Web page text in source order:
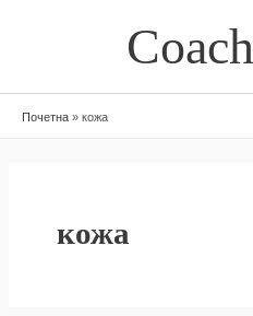
Почетна » кожа
кожа